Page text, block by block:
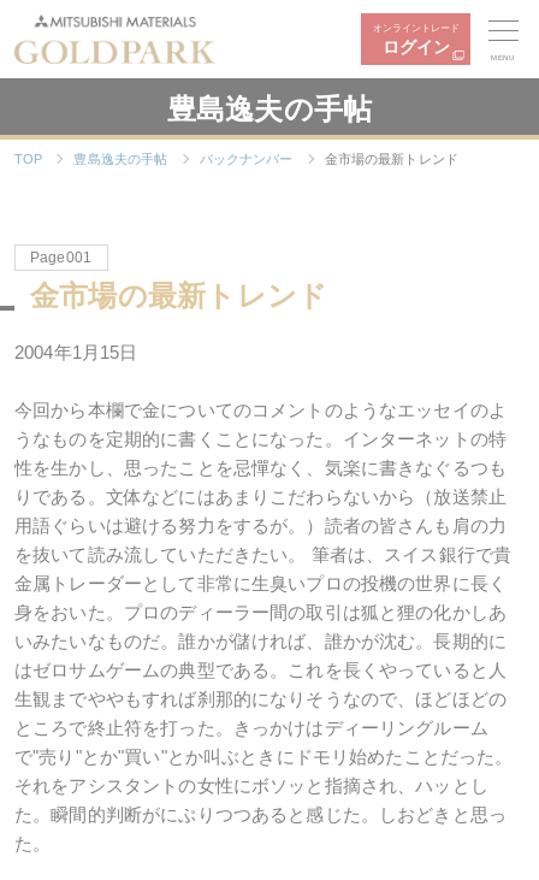
オンライントレード
ログイン
MENU
豊島逸夫の手帖
TOP 豊島逸夫の手帖 バックナンバー 金市場の最新トレンド
Page001
金市場の最新トレンド
2004年1月15日
今回から本欄で金についてのコメントのようなエッセイのよ
うなものを定期的に書くことになった。インターネットの特
性を生かし、思ったことを忌憚なく、気楽に書きなぐるつも
りである。文体などにはあまりこだわらないから（放送禁止
用語ぐらいは避ける努力をするが。）読者の皆さんも肩の力
を抜いて読み流していただきたい。 筆者は、スイス銀行で貴
金属トレーダーとして非常に生臭いプロの投機の世界に長く
身をおいた。プロのディーラー間の取引は狐と狸の化かしあ
いみたいなものだ。誰かが儲ければ、誰かが沈む。長期的に
はゼロサムゲームの典型である。これを長くやっていると人
生観までややもすれば刹那的になりそうなので、ほどほどの
ところで終止符を打った。きっかけはディーリングルーム
で"売り"とか"買い"とか叫ぶときにドモリ始めたことだった。
それをアシスタントの女性にボソッと指摘され、ハッとし
た。瞬間的判断がにぶりつつあると感じた。しおどきと思っ
た。